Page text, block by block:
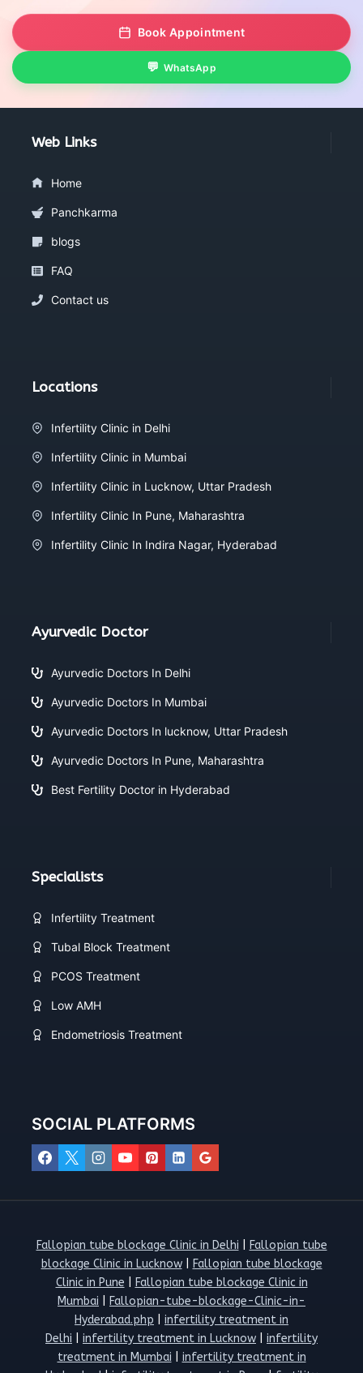
Book Appointment
WhatsApp
Web Links
Home
Panchkarma
blogs
FAQ
Contact us
Locations
Infertility Clinic in Delhi
Infertility Clinic in Mumbai
Infertility Clinic in Lucknow, Uttar Pradesh
Infertility Clinic In Pune, Maharashtra
Infertility Clinic In Indira Nagar, Hyderabad
Ayurvedic Doctor
Ayurvedic Doctors In Delhi
Ayurvedic Doctors In Mumbai
Ayurvedic Doctors In lucknow, Uttar Pradesh
Ayurvedic Doctors In Pune, Maharashtra
Best Fertility Doctor in Hyderabad
Specialists
Infertility Treatment
Tubal Block Treatment
PCOS Treatment
Low AMH
Endometriosis Treatment
SOCIAL PLATFORMS
Fallopian tube blockage Clinic in Delhi
Fallopian tube
blockage Clinic in Lucknow|
Fallopian tube blockage
Clinic in Pune
Fallopian tube blockage Clinic in
Mumbai
Fallopian-tube-blockage-Clinic-in-
Hyderabad.php
infertility treatment in
Delhi
infertility treatment in Lucknow
infertility
treatment in Mumbai
infertility treatment in